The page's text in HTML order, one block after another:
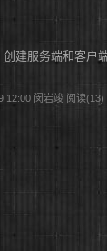
建服务端和客户
12:00 闵岩竣 阅读(13)